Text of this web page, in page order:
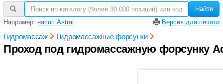
Найти
Например: насос Astral Версия для печати
Гидромассаж Гидромассажные форсунки
Проход под гидромассажную форсунку